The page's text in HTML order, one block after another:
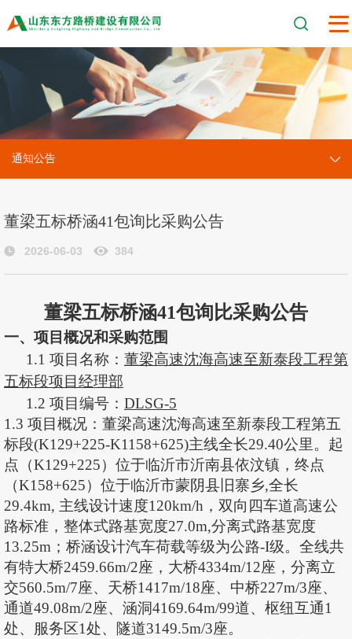
通知公告
董梁五标桥涵41包询比采购公告
2026-06-03 384
董梁五标桥涵41包询比采购公告
一、 项目概况和采购范围
1.1 项目名称： 董梁高速沈海高速至新泰段工程第
五标段项目经理部
1.2 项目编号： DLSG-5
1.3 项目概况： 董梁高速沈海高速至新泰段工程第五
标段(K129+225-K1158+625)主线全长29.40公里。起
点（K129+225）位于临沂市沂南县依汶镇，终点
（K158+625）位于临沂市蒙阴县旧寨乡,全长
29.4km, 主线设计速度120km/h，双向四车道高速公
路标准，整体式路基宽度27.0m,分离式路基宽度
13.25m；桥涵设计汽车荷载等级为公路-I级。全线共
有特大桥2459.66m/2座，大桥4334m/12座，分离立
交560.5m/7座、天桥1417m/18座、中桥227m/3座、
通道49.08m/2座、涵洞4169.64m/99道、枢纽互通1
处、服务区1处、隧道3149.5m/3座。